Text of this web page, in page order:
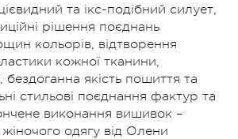
та ікс-подібний силует,
рішення поєднань
кольорів, відтворення
кожної тканини,
бездоганна якість пошиття та
стильові поєднання фактур та
виконання вишивок –
одягу від Олени